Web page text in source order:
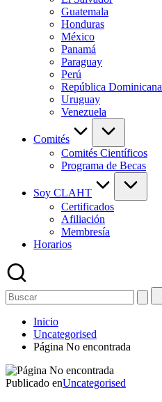
Guatemala
Honduras
México
Panamá
Paraguay
Perú
República Dominicana
Uruguay
Venezuela
Comités
Comités Científicos
Programa de Becas
Soy CLAHT
Certificados
Afiliación
Membresía
Horarios
Inicio
Uncategorised
Página No encontrada
Publicado enUncategorised